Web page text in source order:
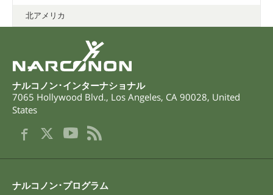
北アメリカ
ナルコノン･インターナショナル
7065 Hollywood Blvd., Los Angeles, CA 90028, United
States
ナルコノン･プログラム